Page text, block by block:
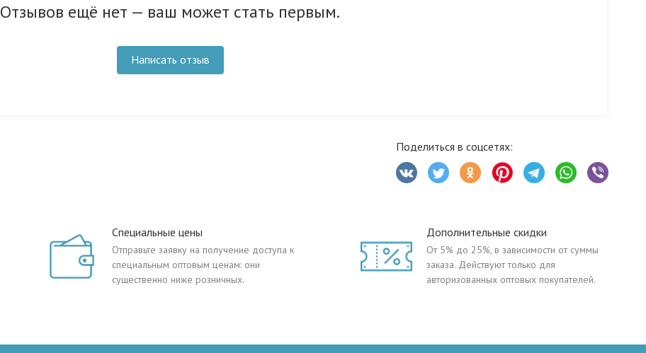
Отзывов ещё нет — ваш может стать первым.
Написать отзыв
Поделиться в соцсетях:
Специальные цены
Отправьте заявку на получение доступа к
специальным оптовым ценам: они
существенно ниже розничных.
Дополнительные скидки
От 5% до 25%, в зависимости от суммы
заказа. Действуют только для
авторизованных оптовых покупателей.